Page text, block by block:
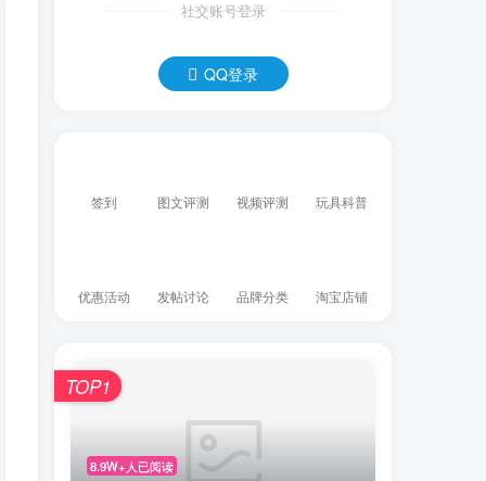
社交账号登录
QQ登录
签到 图文评测 视频评测 玩具科普
优惠活动 发帖讨论 品牌分类 淘宝店铺
8.9W+人已阅读
TOP1